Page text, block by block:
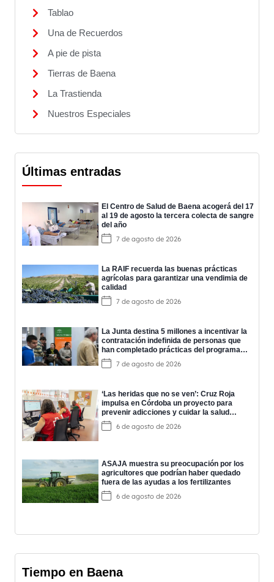
Tablao
Una de Recuerdos
A pie de pista
Tierras de Baena
La Trastienda
Nuestros Especiales
Últimas entradas
El Centro de Salud de Baena acogerá del 17
al 19 de agosto la tercera colecta de sangre
del año
7 de agosto de 2026
La RAIF recuerda las buenas prácticas
agrícolas para garantizar una vendimia de
calidad
7 de agosto de 2026
La Junta destina 5 millones a incentivar la
contratación indefinida de personas que
han completado prácticas del programa
EPES
7 de agosto de 2026
‘Las heridas que no se ven’: Cruz Roja
impulsa en Córdoba un proyecto para
prevenir adicciones y cuidar la salud
mental
6 de agosto de 2026
ASAJA muestra su preocupación por los
agricultores que podrían haber quedado
fuera de las ayudas a los fertilizantes
6 de agosto de 2026
Tiempo en Baena